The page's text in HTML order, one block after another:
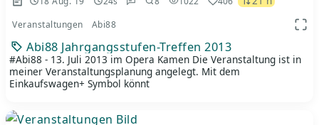
Veranstaltungen Abi88
Abi88 Jahrgangsstufen-Treffen 2013
#Abi88 - 13. Juli 2013 im Opera Kamen Die Veranstaltung ist in
meiner Veranstaltungsplanung angelegt. Mit dem
Einkaufswagen+ Symbol könnt